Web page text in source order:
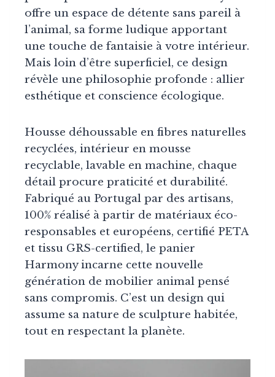
offre un espace de détente sans pareil à
l’animal, sa forme ludique apportant
une touche de fantaisie à votre intérieur.
Mais loin d’être superficiel, ce design
révèle une philosophie profonde : allier
esthétique et conscience écologique.
Housse déhoussable en fibres naturelles
recyclées, intérieur en mousse
recyclable, lavable en machine, chaque
détail procure praticité et durabilité.
Fabriqué au Portugal par des artisans,
100% réalisé à partir de matériaux éco-
responsables et européens, certifié PETA
et tissu GRS-certified, le panier
Harmony incarne cette nouvelle
génération de mobilier animal pensé
sans compromis. C’est un design qui
assume sa nature de sculpture habitée,
tout en respectant la planète.